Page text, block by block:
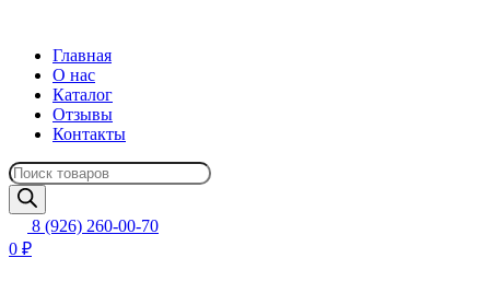
Главная
О нас
Каталог
Отзывы
Контакты
Поиск
товаров
8 (926) 260-00-70
0 ₽